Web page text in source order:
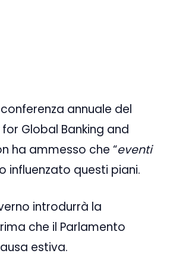
annuale del
Global Banking and
ha ammesso che “eventi
influenzato questi piani.
introdurrà la
che il Parlamento
estiva.